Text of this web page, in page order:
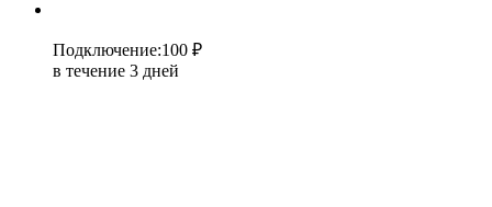
Подключение:100 ₽
в течение 3 дней